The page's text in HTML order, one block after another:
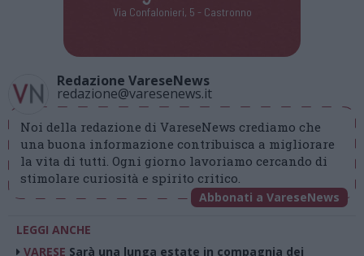
Via Confalonieri, 5 - Castronno
Redazione VareseNews
redazione@varesenews.it
Noi della redazione di VareseNews crediamo che
una buona informazione contribuisca a migliorare
la vita di tutti. Ogni giorno lavoriamo cercando di
stimolare curiosità e spirito critico.
Abbonati a VareseNews
LEGGI ANCHE
VARESE Sarà una lunga estate in compagnia dei